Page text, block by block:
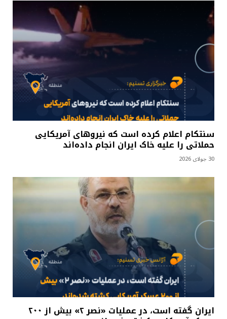
سنتکام اعلام کرده است که نیروهای آمریکایی
حملاتی را علیه خاک ایران انجام داده‌اند
30 جولای 2026
ایران گفته است، در عملیات «نصر ۲» بیش از ۲۰۰